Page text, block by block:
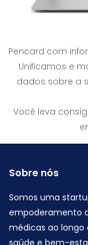
Pencard com
Unificamos e
dados sobre a
Você leva
Sobre nós
Somos uma
empoderamento
médicas ao longo
saúde e bem-